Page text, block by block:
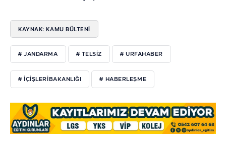
KAYNAK: KAMU BÜLTENI
# JANDARMA # TELSIZ # URFAHABER
# IÇIŞLERIBAKANLIĞI # HABERLEŞME